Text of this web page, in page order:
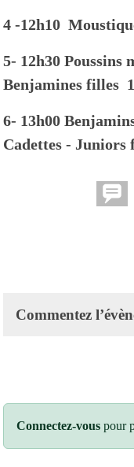
4 -12h10
5- 12h30 Poussins
Benjamines filles 1
6- 13h00
Cadettes - Juniors
Commentez
Connectez-vous pour